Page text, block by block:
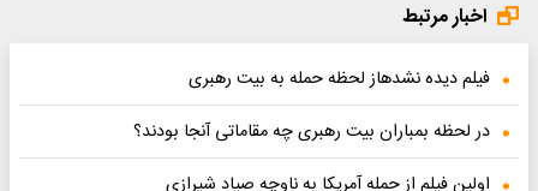
اخبار مرتبط
فیلم دیده نشدهاز لحظه حمله به بیت رهبری
در لحظه بمباران بیت رهبری چه مقاماتی آنجا بودند؟